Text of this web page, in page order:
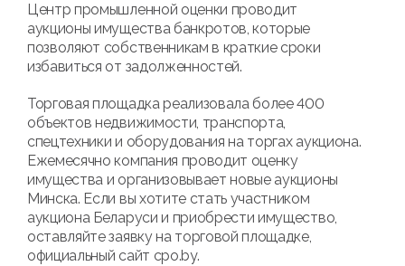
Центр промышленной оценки проводит
аукционы имущества банкротов, которые
позволяют собственникам в краткие сроки
избавиться от задолженностей.
Торговая площадка реализовала более 400
объектов недвижимости, транспорта,
спецтехники и оборудования на торгах аукциона.
Ежемесячно компания проводит оценку
имущества и организовывает новые аукционы
Минска. Если вы хотите стать участником
аукциона Беларуси и приобрести имущество,
оставляйте заявку на торговой площадке,
официальный сайт cpo.by.